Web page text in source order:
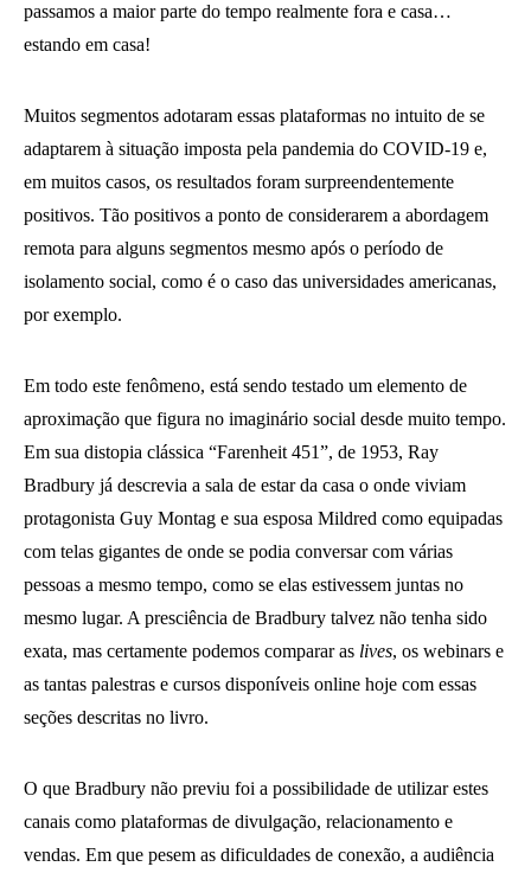
passamos a maior parte do tempo realmente fora e casa…
estando em casa!
Muitos segmentos adotaram essas plataformas no intuito de se
adaptarem à situação imposta pela pandemia do COVID-19 e,
em muitos casos, os resultados foram surpreendentemente
positivos. Tão positivos a ponto de considerarem a abordagem
remota para alguns segmentos mesmo após o período de
isolamento social, como é o caso das universidades americanas,
por exemplo.
Em todo este fenômeno, está sendo testado um elemento de
aproximação que figura no imaginário social desde muito tempo.
Em sua distopia clássica “Farenheit 451”, de 1953, Ray
Bradbury já descrevia a sala de estar da casa o onde viviam
protagonista Guy Montag e sua esposa Mildred como equipadas
com telas gigantes de onde se podia conversar com várias
pessoas a mesmo tempo, como se elas estivessem juntas no
mesmo lugar. A presciência de Bradbury talvez não tenha sido
exata, mas certamente podemos comparar as lives, os webinars e
as tantas palestras e cursos disponíveis online hoje com essas
seções descritas no livro.
O que Bradbury não previu foi a possibilidade de utilizar estes
canais como plataformas de divulgação, relacionamento e
vendas. Em que pesem as dificuldades de conexão, a audiência